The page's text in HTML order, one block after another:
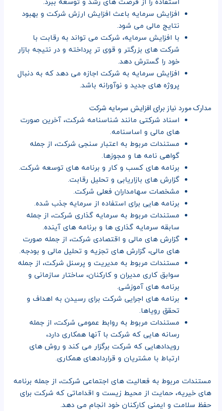
استفاده را از فرصت های رشد و توسعه ببرد.
افزایش سرمایه باعث افزایش ارزش شرکت و بهبود
نتایج مالی می شود.
با افزایش سرمایه، شرکت می تواند به رقابت با
شرکت های بزرگتر و قوی تر پرداخته و در نتیجه بازار
خود را گسترش دهد.
افزایش سرمایه به شرکت اجازه می دهد که به دنبال
پروژه های جدید و نوآورانه باشد.
مدارک مورد نیاز برای افزایش سرمایه شرکت
اسناد شرکتی مانند شناسنامه شرکت، آخرین صورت
های مالی و اساسنامه.
مستندات مربوط به اعتبار سنجی شرکت، از جمله
گواهی نامه ها و مجوزها.
برنامه های کسب و کار و برنامه های توسعه شرکت.
گزارش های بازاریابی و تحلیل رقابت.
مشخصات سهامداران فعلی شرکت.
برنامه هایی برای استفاده از سرمایه جذب شده.
مستندات مربوط به سرمایه گذاری شرکت، از جمله
سابقه سرمایه گذاری ها و برنامه های آینده.
گزارش های مالی و اقتصادی شرکت، از جمله صورت
های مالی، گزارش های تجزیه و تحلیل مالی و بودجه.
مستندات مربوط به مدیریت و پرسنل شرکت، از جمله
سوابق کاری مدیران و کارکنان، ساختار سازمانی و
برنامه های آموزشی.
برنامه های اجرایی شرکت برای رسیدن به اهداف و
تحقق رویاها.
مستندات مربوط به روابط عمومی شرکت، از جمله
رسانه هایی که شرکت با آنها همکاری دارد،
رویدادهایی که شرکت برگزار می کند و روش های
ارتباط با مشتریان و قراردادهای همکاری.
مستندات مربوط به فعالیت های اجتماعی شرکت، از جمله برنامه
های خیریه، حمایت از محیط زیست و اقداماتی که شرکت برای
حفظ سلامت و ایمنی کارکنان خود انجام می دهد.